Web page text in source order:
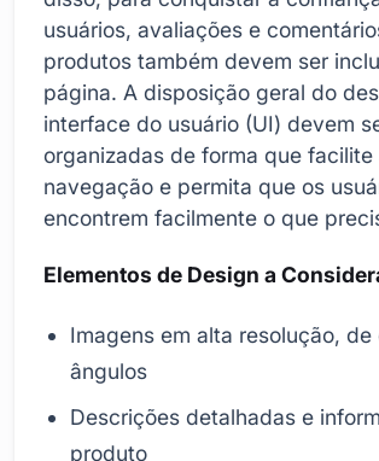
usuários, avaliações e
produtos também devem ser
página. A disposição geral do
interface do usuário (UI) devem
organizadas de forma que facilite
navegação e permita que os
encontrem facilmente o que
Elementos de Design a
Imagens em alta resolução,
ângulos
Descrições detalhadas e
produto